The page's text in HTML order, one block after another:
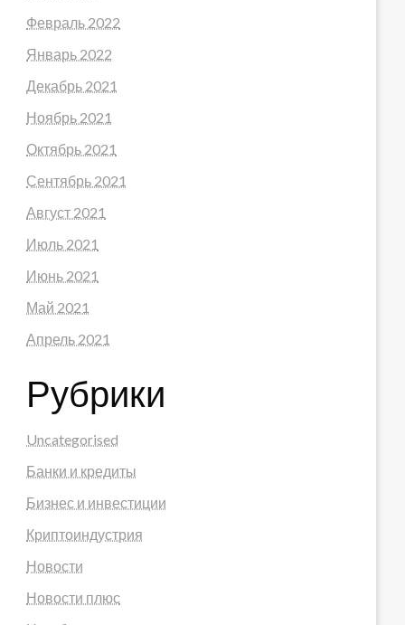
Февраль 2022
Январь 2022
Декабрь 2021
Ноябрь 2021
Октябрь 2021
Сентябрь 2021
Август 2021
Июль 2021
Июнь 2021
Май 2021
Апрель 2021
Рубрики
Uncategorised
Банки и кредиты
Бизнес и инвестиции
Криптоиндустрия
Новости
Новости плюс